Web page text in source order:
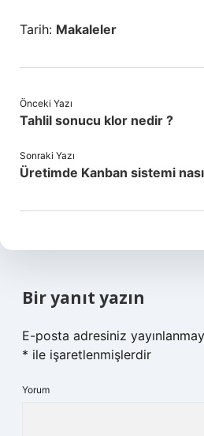
Tarih: Makaleler
Önceki Yazı
Tahlil sonucu klor nedir ?
Sonraki Yazı
Üretimde Kanban sistemi
Bir yanıt yazın
E-posta adresiniz
* ile işaretlenmişlerdir
Yorum